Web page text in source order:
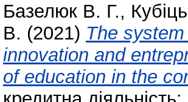
Базелюк В. Г.,
В. (2021) The
innovation and
of education in the